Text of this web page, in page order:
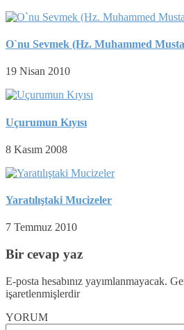
O`nu Sevmek (Hz. Muhammed
19 Nisan 2010
Uçurumun Kıyısı
8 Kasım 2008
Yaratılıştaki Mucizeler
7 Temmuz 2010
Bir cevap yaz
E-posta hesabınız yayımlanmayacak.
işaretlenmişlerdir
YORUM